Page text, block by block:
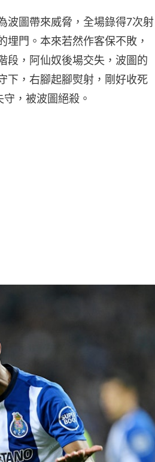
波圖帶來威脅，全場錄得7次射
埋門。本來若然作客保不敗，
段，阿仙奴後場交失，波圖的
下，右腳起腳熨射，剛好收死
，被波圖絕殺。